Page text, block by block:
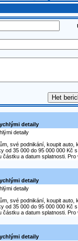
detaily
detaily
své podnikání, koupit
od 35 000 do 95 000 000 Kč
a datum splatnosti.
detaily
detaily
své podnikání, koupit
od 35 000 do 95 000 000 Kč
a datum splatnosti.
detaily